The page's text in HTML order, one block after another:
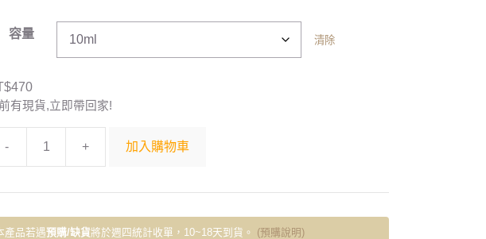
容量 清除
470
有現貨,立即帶回家!
- + 加入購物車
產品若遇預購/缺貨將於週四統計收單，10~18天到貨。 (預購說明)